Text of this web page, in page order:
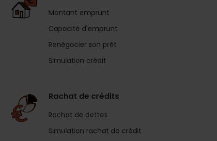
Montant emprunt
Capacité d'emprunt
Renégocier son prêt
Simulation crédit
Rachat de crédits
Rachat de dettes
Simulation rachat de crédit